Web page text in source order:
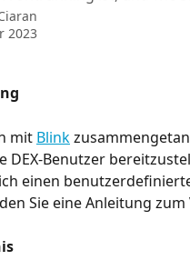
2023
mit Blink
DEX-Benutzer
einen
Sie eine Anleitung zum